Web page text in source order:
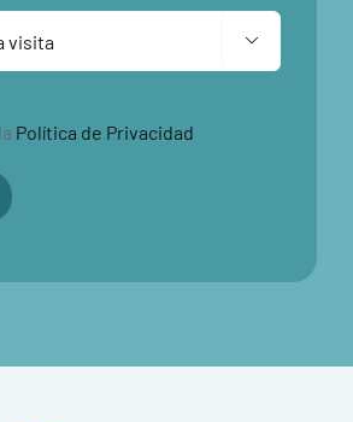

Política de Privacidad